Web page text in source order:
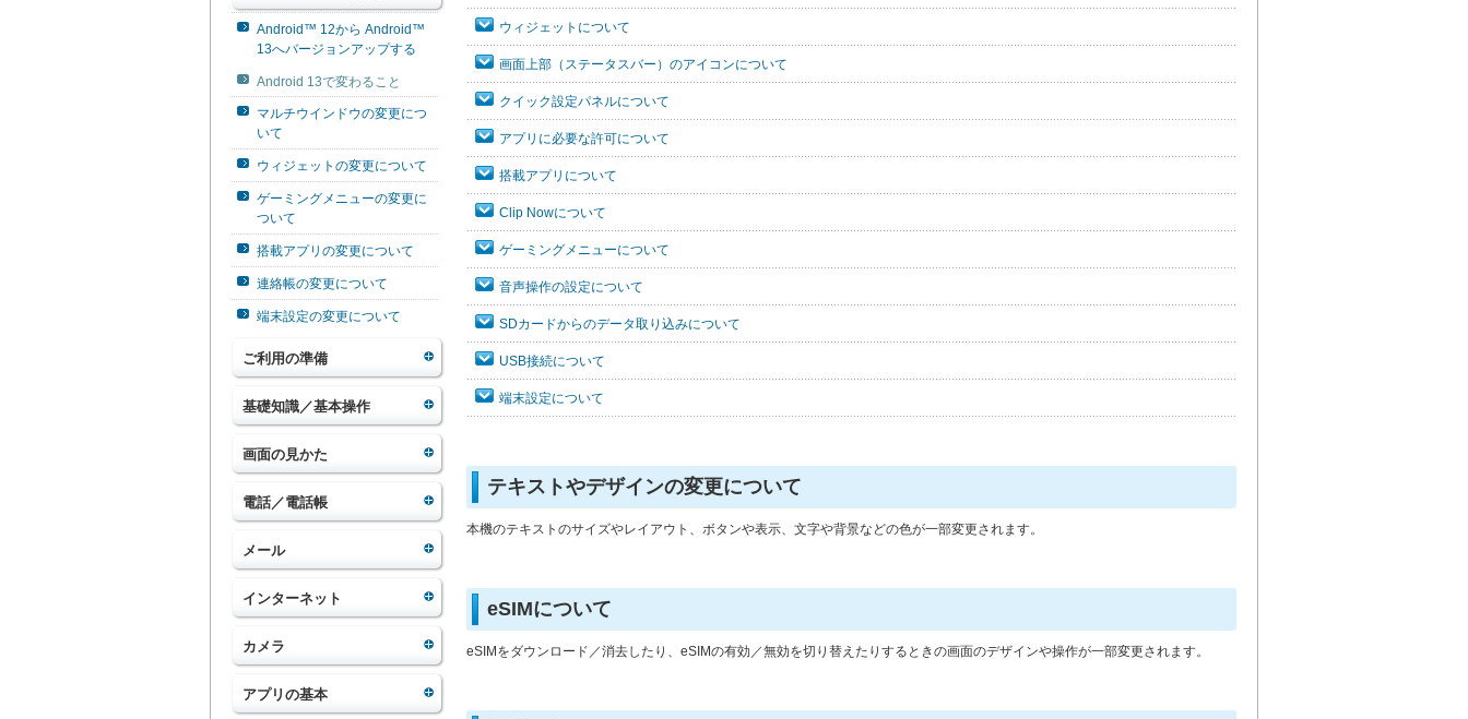
Android™ 12から Android™
13へバージョンアップする
Android 13で変わること
マルチウインドウの変更につ
いて
ウィジェットの変更について
ゲーミングメニューの変更に
ついて
搭載アプリの変更について
連絡帳の変更について
端末設定の変更について
ご利用の準備
基礎知識／基本操作
画面の見かた
電話／電話帳
メール
インターネット
カメラ
アプリの基本
ウィジェットについて
画面上部（ステータスバー）のアイコンについて
クイック設定パネルについて
アプリに必要な許可について
搭載アプリについて
Clip Nowについて
ゲーミングメニューについて
音声操作の設定について
SDカードからのデータ取り込みについて
USB接続について
端末設定について
テキストやデザインの変更について
本機のテキストのサイズやレイアウト、ボタンや表示、文字や背景などの色が一部変更されます。
eSIMについて
eSIMをダウンロード／消去したり、eSIMの有効／無効を切り替えたりするときの画面のデザインや操作が一部変更されます。